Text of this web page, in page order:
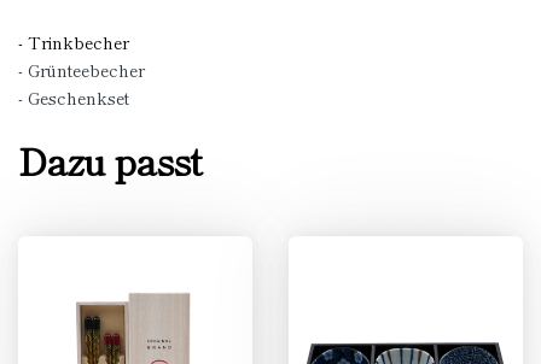
- Trinkbecher
- Grünteebecher
- Geschenkset
Dazu passt